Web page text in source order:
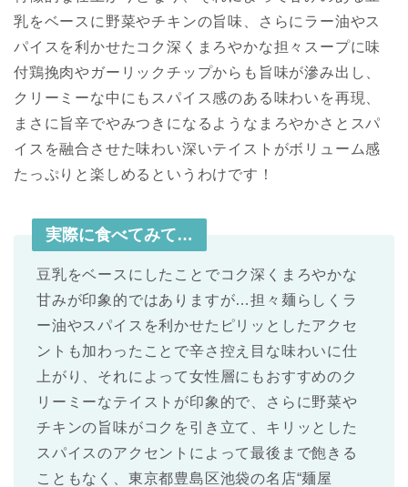
乳をベースに野菜やチキンの旨味、さらにラー油やス
パイスを利かせたコク深くまろやかな担々スープに味
付鶏挽肉やガーリックチップからも旨味が滲み出し、
クリーミーな中にもスパイス感のある味わいを再現、
まさに旨辛でやみつきになるようなまろやかさとスパ
イスを融合させた味わい深いテイストがボリューム感
たっぷりと楽しめるというわけです！
実際に食べてみて…
豆乳をベースにしたことでコク深くまろやかな
甘みが印象的ではありますが…担々麺らしくラ
ー油やスパイスを利かせたピリッとしたアクセ
ントも加わったことで辛さ控え目な味わいに仕
上がり、それによって女性層にもおすすめのク
リーミーなテイストが印象的で、さらに野菜や
チキンの旨味がコクを引き立て、キリッとした
スパイスのアクセントによって最後まで飽きる
こともなく、東京都豊島区池袋の名店“麺屋